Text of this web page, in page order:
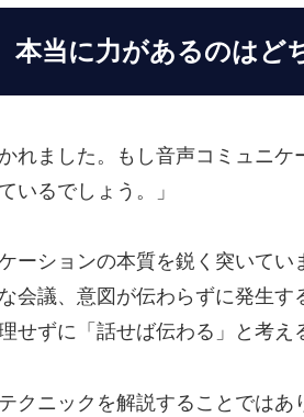
本当に力があるのはど
れました。もし音声コミュニケ
いるでしょう。」
ーションの本質を鋭く突いてい
会議、意図が伝わらずに発生
せずに「話せば伝わる」と考え
クニックを解説することではあ